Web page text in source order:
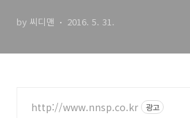
by 씨디맨 2016. 5. 31.
http://www.nnsp.co.kr 광고